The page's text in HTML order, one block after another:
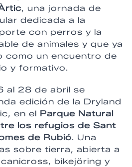
, una jornada de
dedicada a la
con perros y la
de animales y que ya
como un encuentro de
y formativo.
al 28 de abril se
edición de la Dryland
en el Parque Natural
los refugios de Sant
de Rubió. Una
sobre tierra, abierta a
bikejöring y